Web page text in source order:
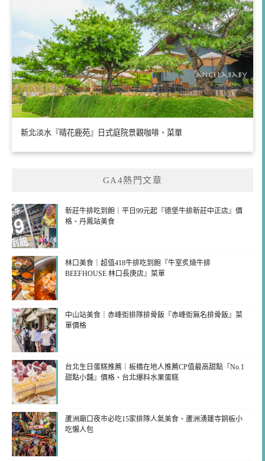
新北淡水『晴花鹿苑』日式庭院景觀咖啡、菜單
GA4熱門文章
新莊牛排吃到飽｜平日99元起『德堡牛排新莊中正店』價
格、丹鳳站美食
林口美食｜超值418牛排吃到飽『牛室炙燒牛排
BEEFHOUSE 林口長庚店』菜單
中山站美食｜赤峰街排隊排骨飯『赤峰街無名排骨飯』菜
單價格
台北生日蛋糕推薦｜板橋在地人推薦CP值最高甜點『No.1
甜點小舖』價格、台北爆料水果蛋糕
蘆洲廟口夜市必吃15家排隊人氣美食、蘆洲湧蓮寺銅板小
吃懶人包